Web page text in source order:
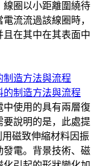
線圈以小距離圍繞待
流流過該線圈時，
在其中在其表面中
制造方法與流程
中使用的具有兩層復
說明的是，此處提
磁致伸縮材料因振
發電。背景技術、磁